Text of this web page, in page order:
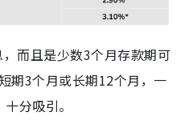
而且是少数3个月存款期可
期3个月或长期12个月，一
分吸引。